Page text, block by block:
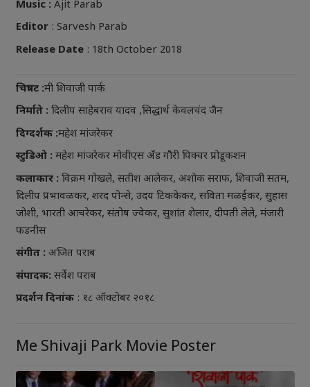
Music : Ajit Parab
Editor: Sarvesh Parab
Release Date: 18th October 2018
चित्रपट :मी शिवाजी पार्क
निर्माते : दिलीप साहेबराव यादव ,सिद्धार्थ केवलचंद जैन
दिग्दर्शक :महेश मांजरेकर
स्टुडिओ : महेश मांजरेकर मोवीएस अँड गौरी पिक्चर प्रोडूकशन
कलाकार : विक्रम गोखले, सतीश आलेकर, अशोक सराफ, शिवाजी सतम,
दिलीप प्रभावळकर, शरद पोन्से, उदय टिककेकर, सविता मळईकर, सुहास
जोशी, भारती आचरेकर, संतोष ज्वेकर, सुशांत शेलार, दीपती लेले, मंजारी
फडनीस
संगीत : अजित पराब
संपादक: सर्वेश पराब
प्रदर्शन दिनांक: १८ ऑक्टोबर २०१८
Me Shivaji Park Movie Poster